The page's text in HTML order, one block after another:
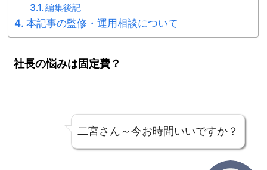
編集後記
本記事の監修・運用相談について
社長の悩みは固定費？
二宮さん～今お時間いいですか？